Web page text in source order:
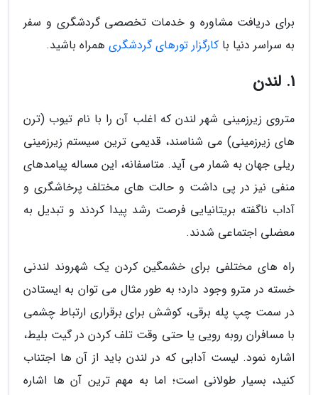
برای دریافت مشاوره و خدمات تخصصی گردشگری و سفر
به سراسر دنیا با کارگزار تورهای گردشگری همراه باشید.
1. لندن
متروی زیرزمینی شهر لندن که اغلب آن را با نام تیوب (ترن
های زیرزمینی) می شناسند، قدیمی ترین سیستم زیرزمینی
ریلی جهان به شمار می آید. متاسفانه، این مساله پیامدهای
منفی نیز در پی داشت و حالت های مختلف پرخاشگری و
آداب ناگفته بریتانیایی فرصت رشد پیدا کردند و تبدیل به
معضلی اجتماعی شدند.
راه های مختلفی برای خشمگین کردن یک شهروند لندنی
خسته در مترو وجود دارد؛ به طور مثال می توان به ایستادن
در سمت چپ پله برقی، کوشش برای برقراری ارتباط چشمی
با مسافران روبه رویی یا حتی وقت تلف کردن در گیت بلیط،
اشاره نمود. لیست آدابی که در لندن باید از آن ها اجتناب
کنید، بسیار طولانی است؛ اما به مهم ترین آن ها اشاره